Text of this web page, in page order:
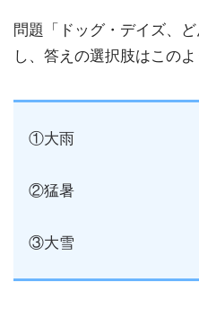
問題「ドッグ・デイズ、
し、答えの選択肢はこのよ
①大雨
②猛暑
③大雪